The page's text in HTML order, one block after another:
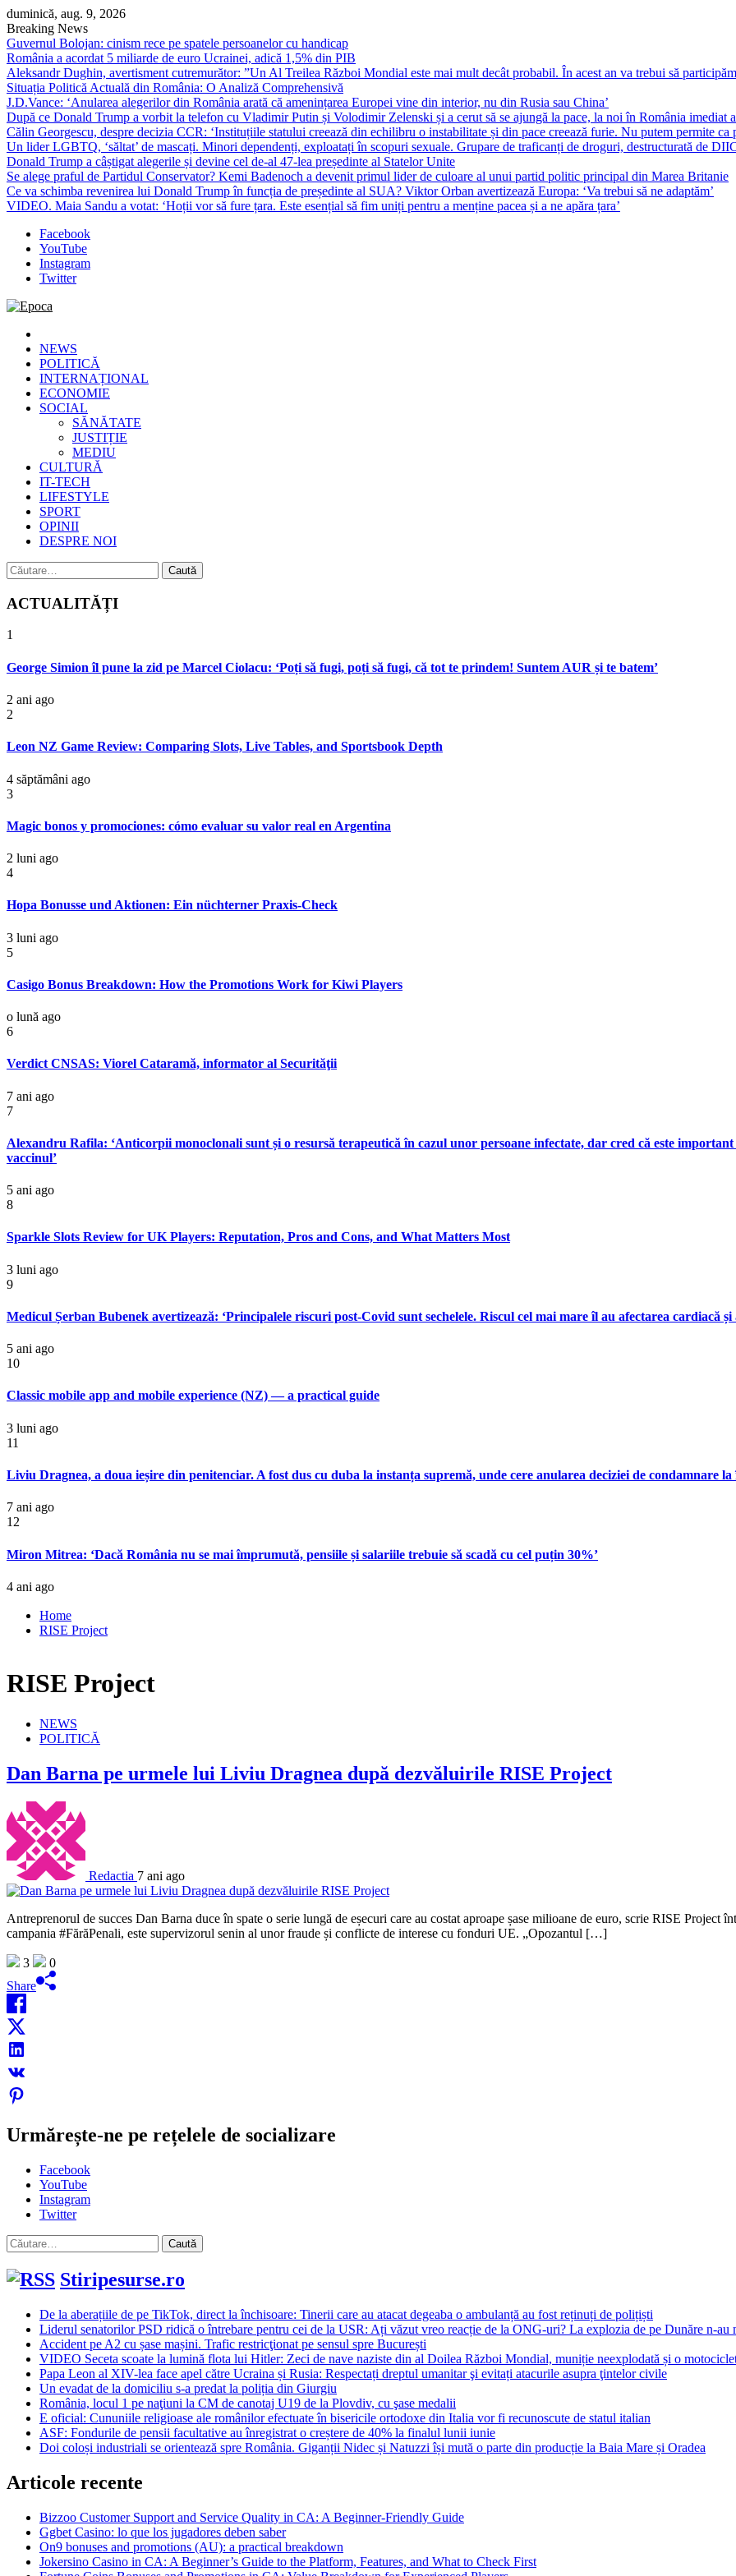
Skip
to
content
duminică, aug. 9, 2026
Breaking News
Guvernul Bolojan: cinism rece pe spatele persoanelor cu handicap
România a acordat 5 miliarde de euro Ucrainei, adică 1,5% din PIB
Aleksandr Dughin, avertisment cutremurător: ”Un Al Treilea Război Mondial este mai mult decât probabil. În acest an va trebui să
Situația Politică Actuală din România: O Analiză Comprehensivă
J.D.Vance: ‘Anularea alegerilor din România arată că amenințarea Europei vine din interior, nu din Rusia sau China’
După ce Donald Trump a vorbit la telefon cu Vladimir Putin și Volodimir Zelenski și a cerut să se ajungă la pace, la noi în România imediat
Călin Georgescu, despre decizia CCR: ‘Instituțiile statului creează din echilibru o instabilitate și din pace creează furie. Nu putem permite
Un lider LGBTQ, ‘săltat’ de mascați. Minori dependenți, exploatați în scopuri sexuale. Grupare de traficanți de droguri, destructurată de
Donald Trump a câștigat alegerile și devine cel de-al 47-lea președinte al Statelor Unite
Se alege praful de Partidul Conservator? Kemi Badenoch a devenit primul lider de culoare al unui partid politic principal din Marea Britanie
Ce va schimba revenirea lui Donald Trump în funcția de președinte al SUA? Viktor Orban avertizează Europa: ‘Va trebui să ne adaptăm’
VIDEO. Maia Sandu a votat: ‘Hoții vor să fure țara. Este esențial să fim uniți pentru a menține pacea și a ne apăra țara’
Facebook
YouTube
Instagram
Twitter
Epoca
Cele mai noi știri online din România
NEWS
POLITICĂ
INTERNAȚIONAL
ECONOMIE
SOCIAL
SĂNĂTATE
JUSTIȚIE
MEDIU
CULTURĂ
IT-TECH
LIFESTYLE
SPORT
OPINII
DESPRE NOI
Caută
după:
ACTUALITĂȚI
1
George Simion îl pune la zid pe Marcel Ciolacu: ‘Poți să fugi, poți să fugi, că tot te prindem! Suntem AUR și te batem’
2 ani ago
2
Leon NZ Game Review: Comparing Slots, Live Tables, and Sportsbook Depth
4 săptămâni ago
3
Magic bonos y promociones: cómo evaluar su valor real en Argentina
2 luni ago
4
Hopa Bonusse und Aktionen: Ein nüchterner Praxis-Check
3 luni ago
5
Casigo Bonus Breakdown: How the Promotions Work for Kiwi Players
o lună ago
6
Verdict CNSAS: Viorel Cataramă, informator al Securităţii
7 ani ago
7
Alexandru Rafila: ‘Anticorpii monoclonali sunt și o resursă terapeutică în cazul unor persoane infectate, dar cred că este
vaccinul’
5 ani ago
8
Sparkle Slots Review for UK Players: Reputation, Pros and Cons, and What Matters Most
3 luni ago
9
Medicul Șerban Bubenek avertizează: ‘Principalele riscuri post-Covid sunt sechelele. Riscul cel mai mare îl au afectarea cardiacă și
5 ani ago
10
Classic mobile app and mobile experience (NZ) — a practical guide
3 luni ago
11
Liviu Dragnea, a doua ieșire din penitenciar. A fost dus cu duba la instanța supremă, unde cere anularea deciziei de condamnare
7 ani ago
12
Miron Mitrea: ‘Dacă România nu se mai împrumută, pensiile și salariile trebuie să scadă cu cel puțin 30%’
4 ani ago
Home
RISE Project
RISE Project
NEWS
POLITICĂ
Dan Barna pe urmele lui Liviu Dragnea după dezvăluirile RISE Project
Redactia 7 ani ago
Antreprenorul de succes Dan Barna duce în spate o serie lungă de eșecuri care au costat aproape șase milioane de euro, scrie RISE
campania #FărăPenali, este supervizorul senin al unor fraude și conflicte de interese cu fonduri UE. „Opozantul […]
3
0
Share
Urmărește-ne pe rețelele de socializare
Facebook
YouTube
Instagram
Twitter
Caută
după:
Stiripesurse.ro
De la aberațiile de pe TikTok, direct la închisoare: Tinerii care au atacat degeaba o ambulanță au fost reținuți de polițiști
Liderul senatorilor PSD ridică o întrebare pentru cei de la USR: Ați văzut vreo reacție de la ONG-uri? La explozia de pe Dunăre n-au
Accident pe A2 cu șase mașini. Trafic restricţionat pe sensul spre București
VIDEO Seceta scoate la lumină flota lui Hitler: Zeci de nave naziste din al Doilea Război Mondial, muniție neexplodată și o
Papa Leon al XIV-lea face apel către Ucraina și Rusia: Respectați dreptul umanitar şi evitați atacurile asupra ţintelor civile
Un evadat de la domiciliu s-a predat la poliția din Giurgiu
România, locul 1 pe naţiuni la CM de canotaj U19 de la Plovdiv, cu şase medalii
E oficial: Cununiile religioase ale românilor efectuate în bisericile ortodoxe din Italia vor fi recunoscute de statul italian
ASF: Fondurile de pensii facultative au înregistrat o creștere de 40% la finalul lunii iunie
Doi coloși industriali se orientează spre România. Giganții Nidec și Natuzzi își mută o parte din producție la Baia Mare și Oradea
Articole recente
Bizzoo Customer Support and Service Quality in CA: A Beginner-Friendly Guide
Ggbet Casino: lo que los jugadores deben saber
On9 bonuses and promotions (AU): a practical breakdown
Jokersino Casino in CA: A Beginner’s Guide to the Platform, Features, and What to Check First